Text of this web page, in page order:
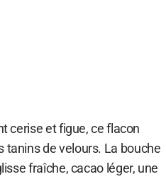
cerise et figue, ce flacon
tanins de velours. La bouche
fraîche, cacao léger, une